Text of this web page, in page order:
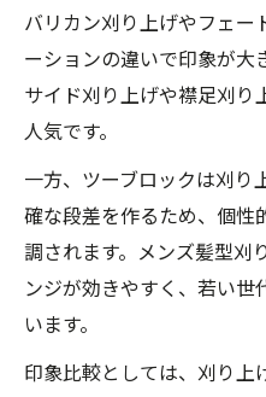
バリカン刈り上げやフェー
ーションの違いで印象が大
サイド刈り上げや襟足刈り
人気です。
一方、ツーブロックは刈り
確な段差を作るため、個性
調されます。メンズ髪型刈
ンジが効きやすく、若い世
います。
印象比較としては、刈り上